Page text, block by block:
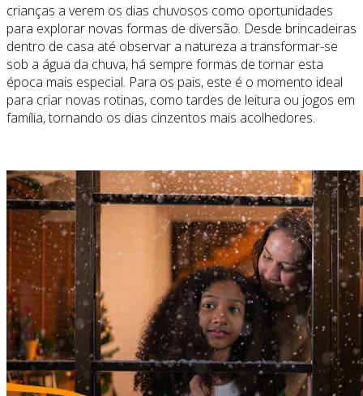
crianças a verem os dias chuvosos como oportunidades
para explorar novas formas de diversão. Desde brincadeiras
dentro de casa até observar a natureza a transformar-se
sob a água da chuva, há sempre formas de tornar esta
época mais especial. Para os pais, este é o momento ideal
para criar novas rotinas, como tardes de leitura ou jogos em
família, tornando os dias cinzentos mais acolhedores.